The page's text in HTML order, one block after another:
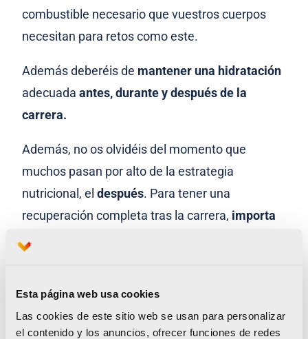
Esta página web usa cookies
Las cookies de este sitio web se usan para personalizar
el contenido y los anuncios, ofrecer funciones de redes
combustible necesario que vuestros cuerpos
necesitan para retos como este.
Además deberéis de mantener una hidratación
adecuadaantes, durante y después de la
carrera.
Además, no os olvidéis del momento que
muchos pasan por alto de la estrategia
nutricional, eldespués. Para tener una
recuperación completa tras la carrera, importa
podrás hacerlo con la
Enervitque encontrarás en la Bolsa del